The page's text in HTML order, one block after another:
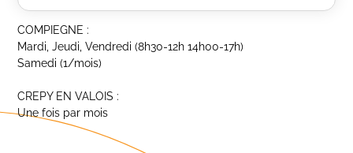
COMPIEGNE :
Mardi, Jeudi, Vendredi (8h30-12h 14h00-17h)
Samedi (1/mois)
CREPY EN VALOIS :
Une fois par mois